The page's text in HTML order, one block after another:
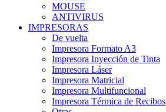
MOUSE
ANTIVIRUS
IMPRESORAS
De vuelta
Impresora Formato A3
Impresora Inyección de Tinta
Impresora Láser
Impresora Matricial
Impresora Multifuncional
Impresora Térmica de Recibos